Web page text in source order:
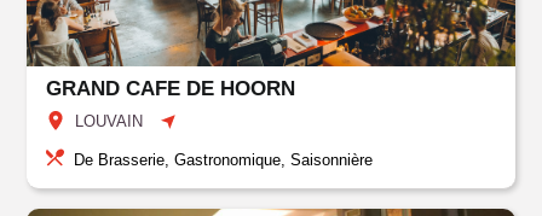
GRAND CAFE DE HOORN
LOUVAIN
De Brasserie, Gastronomique, Saisonnière